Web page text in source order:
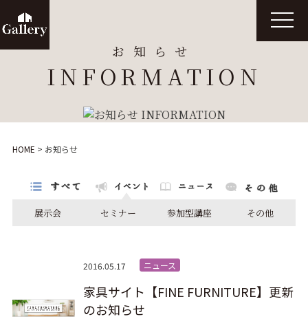
お知らせ
INFORMATION
t
o
g
HOME > お知らせ
展示会 セミナー 参加型講座 その他
2016.05.17 ニュース
家具サイト【FINE FURNITURE】更新
のお知らせ